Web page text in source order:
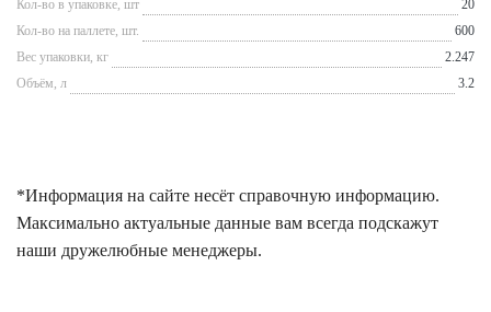
Кол-во в упаковке, шт
20
Кол-во на паллете, шт.
600
Вес упаковки, кг
2.247
Объём, л
3.2
*Информация на сайте несёт справочную информацию.
Максимально актуальные данные вам всегда подскажут
наши дружелюбные менеджеры.